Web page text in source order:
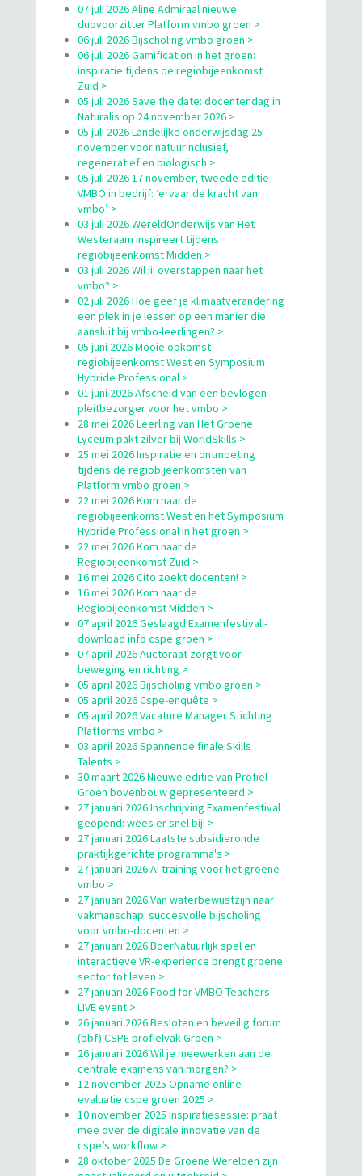
07 juli 2026 Aline Admiraal nieuwe
duovoorzitter Platform vmbo groen >
06 juli 2026 Bijscholing vmbo groen >
06 juli 2026 Gamification in het groen:
inspiratie tijdens de regiobijeenkomst
Zuid >
05 juli 2026 Save the date: docentendag in
Naturalis op 24 november 2026 >
05 juli 2026 Landelijke onderwijsdag 25
november voor natuurinclusief,
regeneratief en biologisch >
05 juli 2026 17 november, tweede editie
VMBO in bedrijf: ‘ervaar de kracht van
vmbo’ >
03 juli 2026 WereldOnderwijs van Het
Westeraam inspireert tijdens
regiobijeenkomst Midden >
03 juli 2026 Wil jij overstappen naar het
vmbo? >
02 juli 2026 Hoe geef je klimaatverandering
een plek in je lessen op een manier die
aansluit bij vmbo-leerlingen? >
05 juni 2026 Mooie opkomst
regiobijeenkomst West en Symposium
Hybride Professional >
01 juni 2026 Afscheid van een bevlogen
pleitbezorger voor het vmbo >
28 mei 2026 Leerling van Het Groene
Lyceum pakt zilver bij WorldSkills >
25 mei 2026 Inspiratie en ontmoeting
tijdens de regiobijeenkomsten van
Platform vmbo groen >
22 mei 2026 Kom naar de
regiobijeenkomst West en het Symposium
Hybride Professional in het groen >
22 mei 2026 Kom naar de
Regiobijeenkomst Zuid >
16 mei 2026 Cito zoekt docenten! >
16 mei 2026 Kom naar de
Regiobijeenkomst Midden >
07 april 2026 Geslaagd Examenfestival -
download info cspe groen >
07 april 2026 Auctoraat zorgt voor
beweging en richting >
05 april 2026 Bijscholing vmbo groen >
05 april 2026 Cspe-enquête >
05 april 2026 Vacature Manager Stichting
Platforms vmbo >
03 april 2026 Spannende finale Skills
Talents >
30 maart 2026 Nieuwe editie van Profiel
Groen bovenbouw gepresenteerd >
27 januari 2026 Inschrijving Examenfestival
geopend: wees er snel bij! >
27 januari 2026 Laatste subsidieronde
praktijkgerichte programma's >
27 januari 2026 AI training voor het groene
vmbo >
27 januari 2026 Van waterbewustzijn naar
vakmanschap: succesvolle bijscholing
voor vmbo-docenten >
27 januari 2026 BoerNatuurlijk spel en
interactieve VR-experience brengt groene
sector tot leven >
27 januari 2026 Food for VMBO Teachers
LIVE event >
26 januari 2026 Besloten en beveilig forum
(bbf) CSPE profielvak Groen >
26 januari 2026 Wil je meewerken aan de
centrale examens van morgen? >
12 november 2025 Opname online
evaluatie cspe groen 2025 >
10 november 2025 Inspiratiesessie: praat
mee over de digitale innovatie van de
cspe’s workflow >
28 oktober 2025 De Groene Werelden zijn